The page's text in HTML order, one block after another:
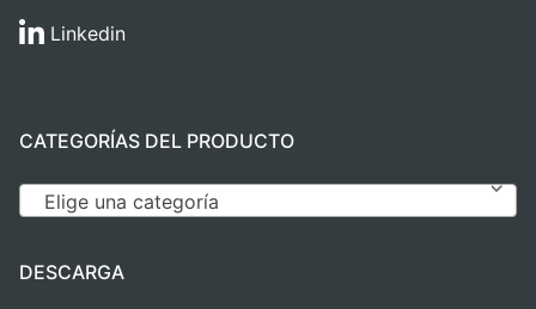
Linkedin
CATEGORÍAS DEL PRODUCTO
Elige una categoría
DESCARGA